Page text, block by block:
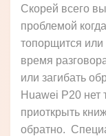
Скорей всего
проблемой
топорщится
время
или загибать
Huawei P20 нет
приоткрыть
обратно.